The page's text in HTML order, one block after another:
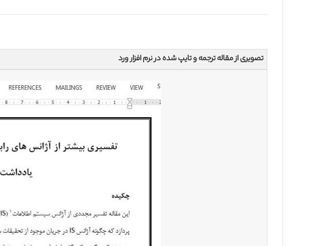
تصویری از مقاله ترجمه و تایپ شده در نرم افزار ورد